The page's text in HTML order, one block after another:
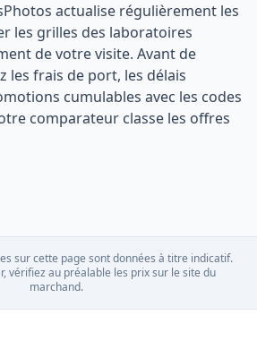
actualise régulièrement les
les grilles des laboratoires
de votre visite. Avant de
les frais de port, les délais
cumulables avec les codes
comparateur classe les offres
sur cette page sont données à titre indicatif.
vérifiez au préalable les prix sur le site du
marchand.